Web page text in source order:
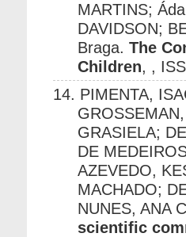
MARTINS;
DAVIDSON;
Braga.The
Children, ,
14. PIMENTA,
GRASIELA;
DE
AZEVEDO,
MACHADO;
NUNES, ANA
scientific